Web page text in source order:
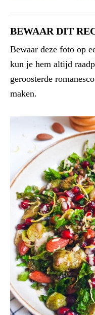
BEWAAR DIT
Bewaar deze foto op
kun je hem altijd
geroosterde
maken.